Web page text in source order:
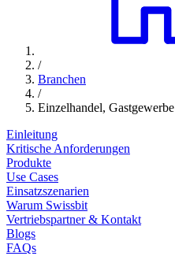
/
Branchen
/
Einzelhandel,
Einleitung
Kritische Anforderungen
Produkte
Use Cases
Einsatzszenarien
Warum Swissbit
Vertriebspartner & Kontakt
Blogs
FAQs